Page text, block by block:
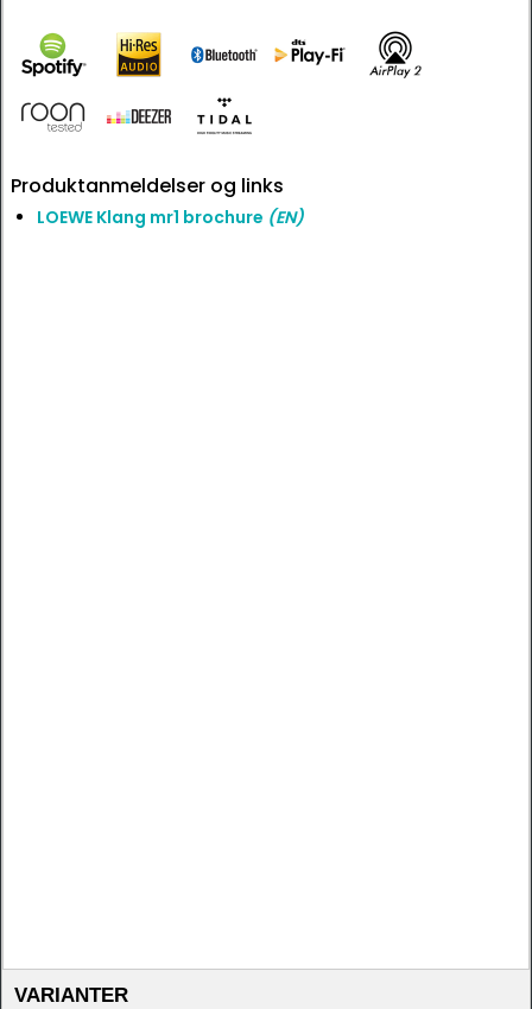
Produktanmeldelser og links
LOEWE Klang mr1 brochure (EN)
VARIANTER